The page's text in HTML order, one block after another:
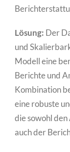
Lösung: Der
und
Modell eine
Berichte und
Kombination
eine robuste
die sowohl
auch der